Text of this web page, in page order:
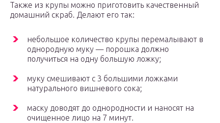
Также из крупы можно приготовить качественный
домашний скраб. Делают его так:
небольшое количество крупы перемалывают в
однородную муку — порошка должно
получиться на одну большую ложку;
муку смешивают с 3 большими ложками
натурального вишневого сока;
маску доводят до однородности и наносят на
очищенное лицо на 7 минут.